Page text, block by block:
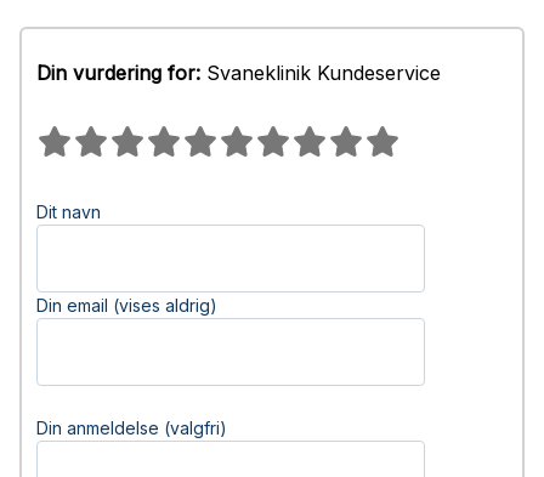
Din vurdering for: Svaneklinik Kundeservice
Dit navn
Din email (vises aldrig)
Din anmeldelse (valgfri)